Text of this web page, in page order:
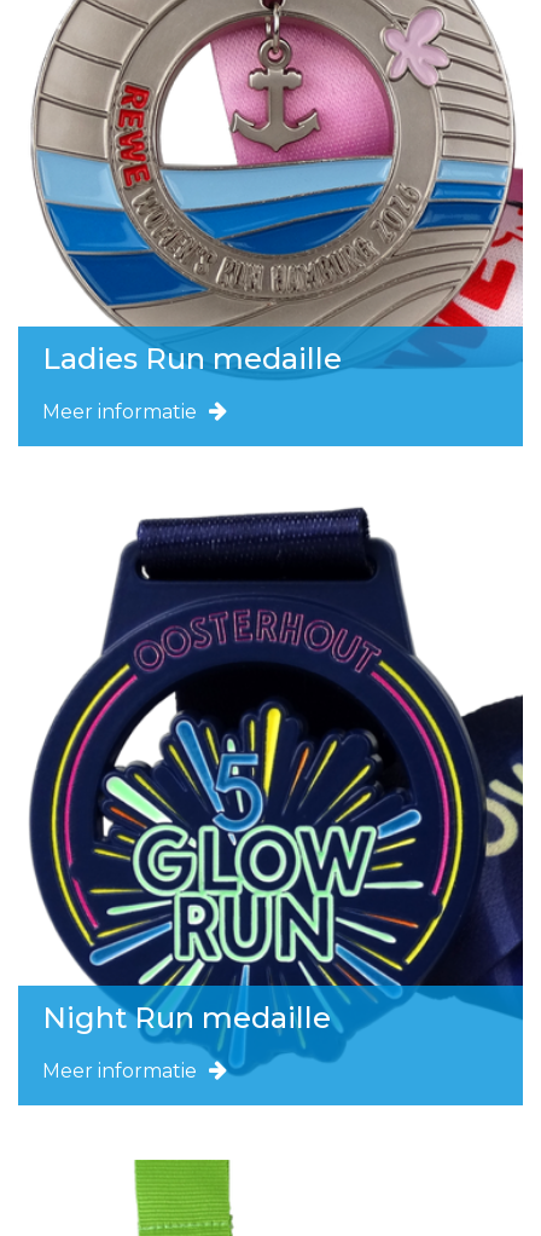
Ladies Run medaille
Meer informatie
Night Run medaille
Meer informatie